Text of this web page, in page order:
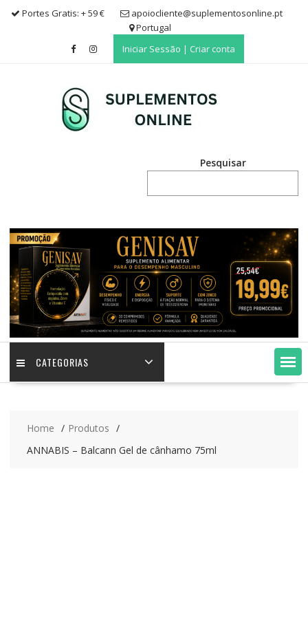
Portes Gratis: + 59 €
apoiocliente@suplementosonline.pt
Portugal
Iniciar Sessão | Criar conta
Pesquisar
CATEGORIAS
Home
Produtos
ANNABIS – Balcann Gel de cânhamo 75ml